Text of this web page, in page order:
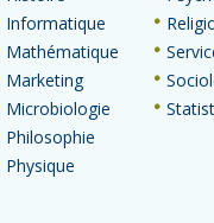
Informatique
Mathématique
Marketing
Microbiologie
Philosophie
Physique